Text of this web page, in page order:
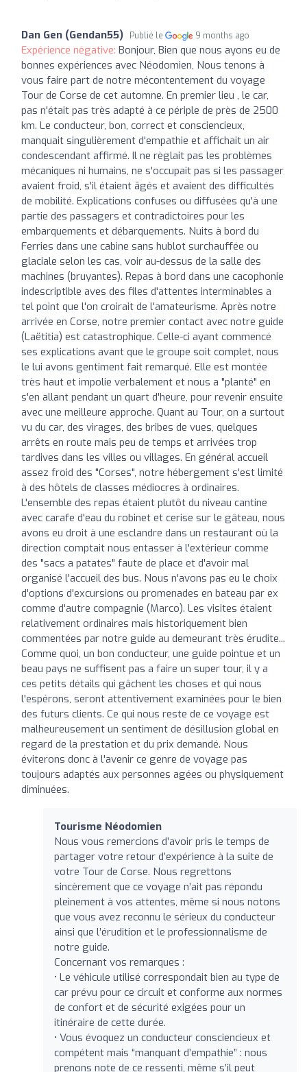
Dan Gen (Gendan55) Publié le 9 months ago
Expérience négative: Bonjour, Bien que nous ayons eu de
bonnes expériences avec Néodomien, Nous tenons à
vous faire part de notre mécontentement du voyage
Tour de Corse de cet automne. En premier lieu , le car,
pas n'était pas très adapté à ce périple de près de 2500
km. Le conducteur, bon, correct et consciencieux,
manquait singulièrement d'empathie et affichait un air
condescendant affirmé. Il ne règlait pas les problèmes
mécaniques ni humains, ne s'occupait pas si les passager
avaient froid, s'il étaient âgés et avaient des difficultés
de mobilité. Explications confuses ou diffusées qu'à une
partie des passagers et contradictoires pour les
embarquements et débarquements. Nuits à bord du
Ferries dans une cabine sans hublot surchauffée ou
glaciale selon les cas, voir au-dessus de la salle des
machines (bruyantes). Repas à bord dans une cacophonie
indescriptible aves des files d'attentes interminables a
tel point que l'on croirait de l'amateurisme. Après notre
arrivée en Corse, notre premier contact avec notre guide
(Laëtitia) est catastrophique. Celle-ci ayant commencé
ses explications avant que le groupe soit complet, nous
le lui avons gentiment fait remarqué. Elle est montée
très haut et impolie verbalement et nous a "planté" en
s'en allant pendant un quart d'heure, pour revenir ensuite
avec une meilleure approche. Quant au Tour, on a surtout
vu du car, des virages, des bribes de vues, quelques
arrêts en route mais peu de temps et arrivées trop
tardives dans les villes ou villages. En général accueil
assez froid des "Corses", notre hébergement s'est limité
à des hôtels de classes médiocres à ordinaires.
L'ensemble des repas étaient plutôt du niveau cantine
avec carafe d'eau du robinet et cerise sur le gâteau, nous
avons eu droit à une esclandre dans un restaurant où la
direction comptait nous entasser à l'extérieur comme
des "sacs a patates" faute de place et d'avoir mal
organisé l'accueil des bus. Nous n'avons pas eu le choix
d'options d'excursions ou promenades en bateau par ex
comme d'autre compagnie (Marco). Les visites étaient
relativement ordinaires mais historiquement bien
commentées par notre guide au demeurant très érudite...
Comme quoi, un bon conducteur, une guide pointue et un
beau pays ne suffisent pas a faire un super tour, il y a
ces petits détails qui gâchent les choses et qui nous
l'espérons, seront attentivement examinées pour le bien
des futurs clients. Ce qui nous reste de ce voyage est
malheureusement un sentiment de désillusion global en
regard de la prestation et du prix demandé. Nous
éviterons donc à l'avenir ce genre de voyage pas
toujours adaptés aux personnes agées ou physiquement
diminuées.
Tourisme Néodomien
Nous vous remercions d’avoir pris le temps de
partager votre retour d’expérience à la suite de
votre Tour de Corse. Nous regrettons
sincèrement que ce voyage n’ait pas répondu
pleinement à vos attentes, même si nous notons
que vous avez reconnu le sérieux du conducteur
ainsi que l’érudition et le professionnalisme de
notre guide.
Concernant vos remarques :
• Le véhicule utilisé correspondait bien au type de
car prévu pour ce circuit et conforme aux normes
de confort et de sécurité exigées pour un
itinéraire de cette durée.
• Vous évoquez un conducteur consciencieux et
compétent mais “manquant d’empathie” : nous
prenons note de ce ressenti, même s’il peut